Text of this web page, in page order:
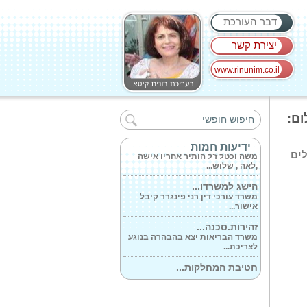
דבר העורכת
יצירת קשר
www.rinunim.co.il
ידיעות חמות
חברים התארחו...
משה מנו המייסד והבעלים של
קבוצת 'מנו...
הלך לעולמו יקיר...
משה וכטל ז'ל הותיר אחריו אישה
,לאה , שלוש...
הישג למשרדו...
משרד עורכי דין רני פינגרר קיבל
אישור...
זהירות.סכנה...
משרד הבריאות יצא בהבהרה בנוגע
לצריכת...
חטיבת המחלקות...
משרד הבריאות פירסם היום את
הדו'ח לאחר...